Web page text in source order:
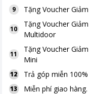
9 TặngVoucher
10
TặngVoucher
Multidoor
11
TặngVoucher
Mini
12 Trả góp miễn
13 Miễn phí giao hàng.